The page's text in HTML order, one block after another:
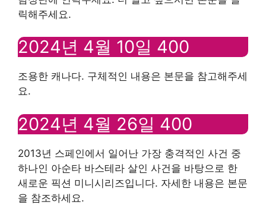
릭해주세요.
2024년 4월 10일 400
조용한 캐나다. 구체적인 내용은 본문을 참고해주세
요.
2024년 4월 26일 400
2013년 스페인에서 일어난 가장 충격적인 사건 중
하나인 아순타 바스테라 살인 사건을 바탕으로 한
새로운 픽션 미니시리즈입니다. 자세한 내용은 본문
을 참조하세요.